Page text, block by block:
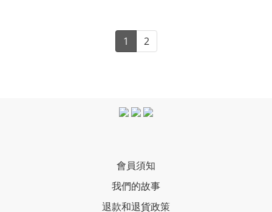
1 2
會員須知
我們的故事
退款和退貨政策